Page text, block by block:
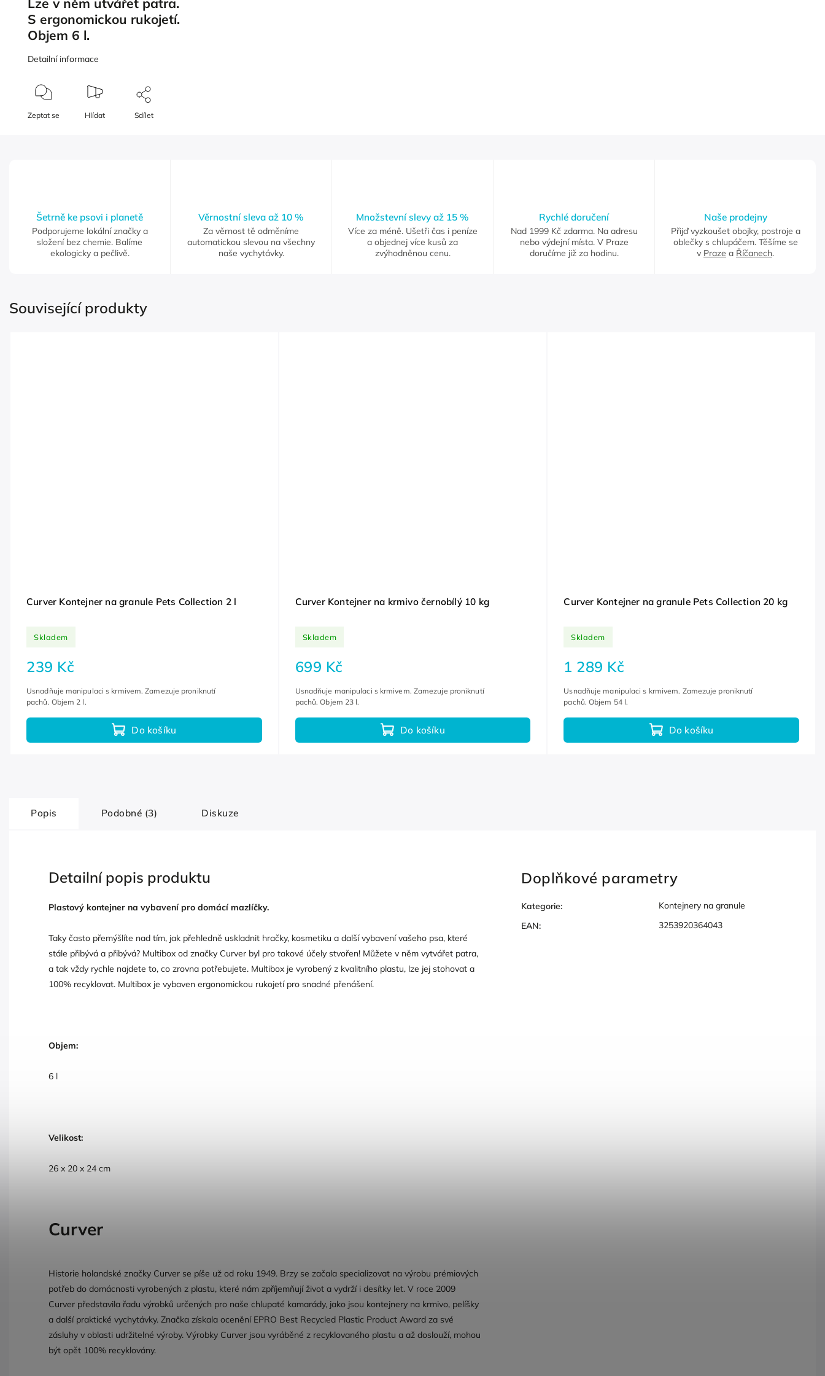
S ergonomickou rukojetí.
Objem 6 l.
Detailní informace
Zeptat se Hlídat Sdílet
Šetrně ke psovi i planetě
Podporujeme lokální značky a
složení bez chemie. Balíme
ekologicky a pečlivě.
Věrnostní sleva až 10 %
Za věrnost tě odměníme
automatickou slevou na všechny
naše vychytávky.
Množstevní slevy až 15 %
Více za méně. Ušetři čas i peníze
a objednej více kusů za
zvýhodněnou cenu.
Rychlé doručení
Nad 1999 Kč zdarma. Na adresu
nebo výdejní místa. V Praze
doručíme již za hodinu.
Naše prodejny
Přijď vyzkoušet obojky, postroje a
oblečky s chlupáčem. Těšíme se
v Praze a Říčanech.
Související produkty
Curver Kontejner na granule Pets Collection 2 l
Skladem
239 Kč
Do košíku
Usnadňuje manipulaci s krmivem. Zamezuje proniknutí
pachů. Objem 2 l.
Curver Kontejner na krmivo černobílý 10 kg
Skladem
699 Kč
Do košíku
Usnadňuje manipulaci s krmivem. Zamezuje proniknutí
pachů. Objem 23 l.
Curver Kontejner na granule Pets Collection 20 kg
Skladem
1 289 Kč
Do košíku
Usnadňuje manipulaci s krmivem. Zamezuje proniknutí
pachů. Objem 54 l.
Popis Podobné (3) Diskuze
Detailní popis produktu
Plastový kontejner na vybavení pro domácí mazlíčky.
Taky často přemýšlíte nad tím, jak přehledně uskladnit hračky, kosmetiku a další vybavení vašeho psa, které
stále přibývá a přibývá? Multibox od značky Curver byl pro takové účely stvořen! Můžete v něm vytvářet patra,
a tak vždy rychle najdete to, co zrovna potřebujete. Multibox je vyrobený z kvalitního plastu, lze jej stohovat a
100% recyklovat. Multibox je vybaven ergonomickou rukojetí pro snadné přenášení.
Objem:
6 l
Velikost:
26 x 20 x 24 cm
Curver
Historie holandské značky Curver se píše už od roku 1949. Brzy se začala specializovat na výrobu prémiových
potřeb do domácnosti vyrobených z plastu, které nám zpříjemňují život a vydrží i desítky let. V roce 2009
Curver představila řadu výrobků určených pro naše chlupaté kamarády, jako jsou kontejnery na krmivo, pelíšky
a další praktické vychytávky. Značka získala ocenění EPRO Best Recycled Plastic Product Award za své
zásluhy v oblasti udržitelné výroby. Výrobky Curver jsou vyráběné z recyklovaného plastu a až doslouží, mohou
být opět 100% recyklovány.
Doplňkové parametry
Kategorie:
Kontejnery na granule
EAN: 3253920364043